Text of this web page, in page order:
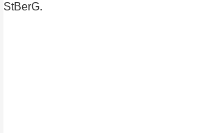
StBerG.